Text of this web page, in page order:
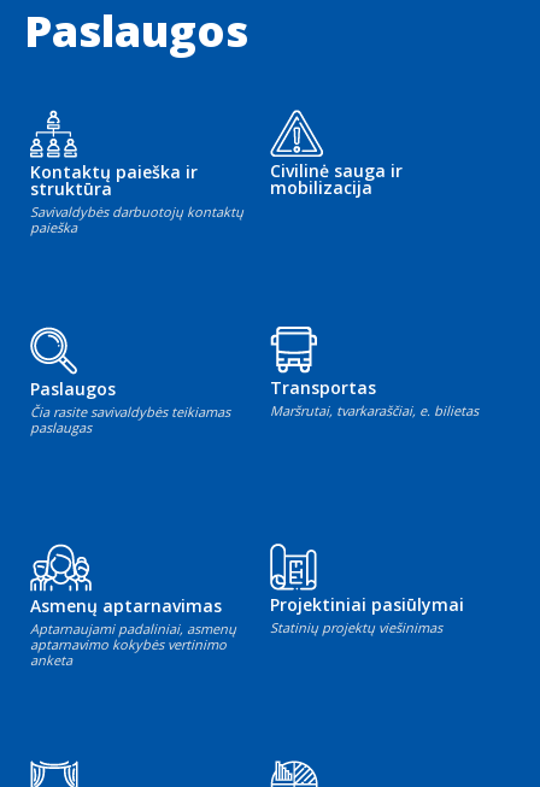
Paslaugos
Kontaktų paieška ir
struktūra
Savivaldybės darbuotojų kontaktų
paieška
Civilinė sauga ir
mobilizacija
Paslaugos
Čia rasite savivaldybės teikiamas
paslaugas
Transportas
Maršrutai, tvarkaraščiai, e. bilietas
Asmenų aptarnavimas
Aptarnaujami padaliniai, asmenų
aptarnavimo kokybės vertinimo
anketa
Projektiniai pasiūlymai
Statinių projektų viešinimas